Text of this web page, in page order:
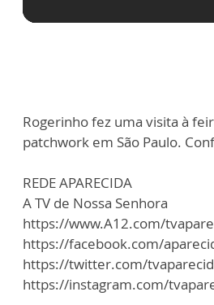
Rogerinho fez uma visita à
patchwork em São Paulo.
REDE APARECIDA
A TV de Nossa Senhora
https://www.A12.com/
https://facebook.com/
https://twitter.com/
https://instagram.com/